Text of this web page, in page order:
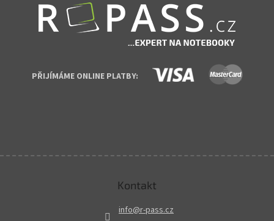
PŘIJÍMÁME ONLINE PLATBY:
Kontakt
info@r-pass.cz